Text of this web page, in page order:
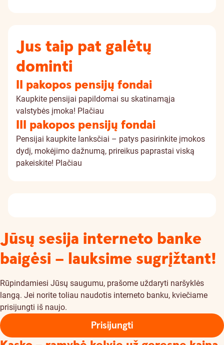
Jus taip pat galėtų
dominti
II pakopos pensijų fondai
Kaupkite pensijai papildomai su skatinamąja
valstybės įmoka! Plačiau
III pakopos pensijų fondai
Pensijai kaupkite lanksčiai – patys pasirinkite įmokos
dydį, mokėjimo dažnumą, prireikus paprastai viską
pakeiskite! Plačiau
Jūsų sesija interneto banke
baigėsi – lauksime sugrįžtant!
Rūpindamiesi Jūsų saugumu, prašome uždaryti naršyklės
langą. Jei norite toliau naudotis interneto banku, kviečiame
prisijungti iš naujo.
Prisijungti